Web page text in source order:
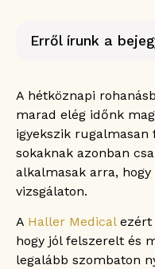
Erről írunk a
Mivel foglalkozik
Általános
Nőgyógyászat
forduljunk
Menstruációs
A hétköznapi
marad elég időnk
igyekszik rugalmasan
sokaknak azonban
alkalmasak arra, hogy
vizsgálaton.
A Haller Medicalezért
hogy jól felszerelt és
legalább szombaton